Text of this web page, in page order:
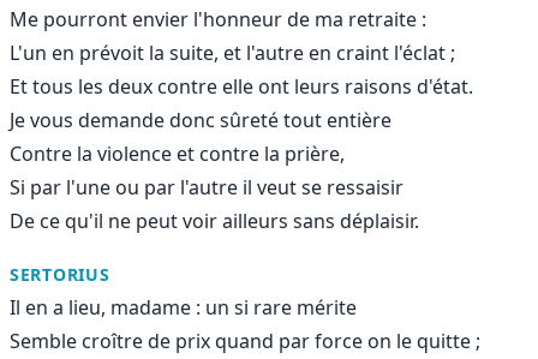
Me pourront envier l'honneur de ma retraite :
L'un en prévoit la suite, et l'autre en craint l'éclat ;
Et tous les deux contre elle ont leurs raisons d'état.
Je vous demande donc sûreté tout entière
Contre la violence et contre la prière,
Si par l'une ou par l'autre il veut se ressaisir
De ce qu'il ne peut voir ailleurs sans déplaisir.
SERTORIUS
Il en a lieu, madame : un si rare mérite
Semble croître de prix quand par force on le quitte ;